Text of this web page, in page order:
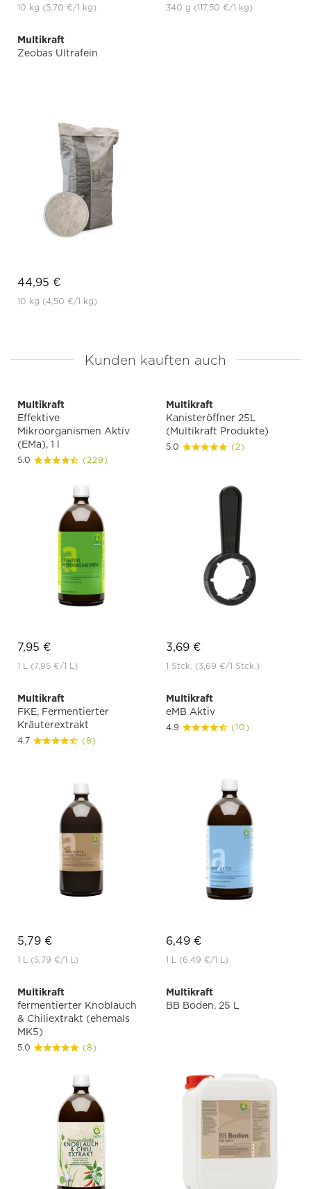
10 kg (5,70 €/1 kg) 340 g (117,50 €/1 kg)
Multikraft
Zeobas Ultrafein
44,95 €
10 kg (4,50 €/1 kg)
Kunden kauften auch
Multikraft
Effektive
Mikroorganismen Aktiv
(EMa), 1 l
5.0 (229)
7,95 €
1 L (7,95 €/1 L)
Multikraft
Kanisteröffner 25L
(Multikraft Produkte)
5.0 (2)
3,69 €
1 Stck. (3,69 €/1 Stck.)
Multikraft
FKE, Fermentierter
Kräuterextrakt
4.7 (8)
5,79 €
1 L (5,79 €/1 L)
Multikraft
eMB Aktiv
4.9 (10)
6,49 €
1 L (6,49 €/1 L)
Multikraft
fermentierter Knoblauch
& Chiliextrakt (ehemals
MK5)
5.0 (8)
Multikraft
BB Boden, 25 L